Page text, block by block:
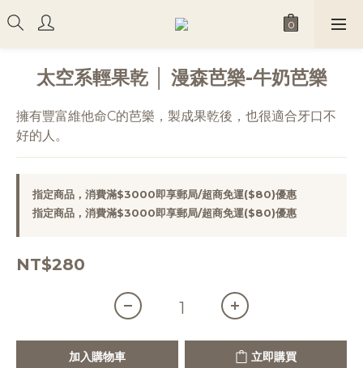
太空系輕果乾 │ 漫森芭樂-牛奶芭樂
擁有豐富維他命C的芭樂，製成果乾後，也很適合牙口不
好的人。
指定商品，消費滿$3000即享郵局/超商免運($80)優惠
指定商品，消費滿$3000即享郵局/超商免運($80)優惠
NT$280
加入購物車 立即購買